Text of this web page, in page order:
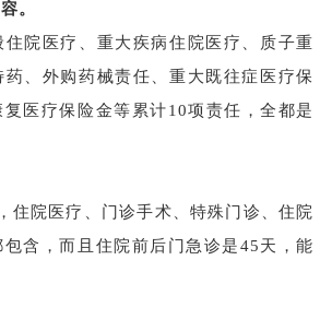
。
住院医疗、重大疾病住院医疗、质子重
、外购药械责任、重大既往症医疗保
医疗保险金等累计10项责任，全都是
，住院医疗、门诊手术、特殊门诊、住院
含，而且住院前后门急诊是45天，能